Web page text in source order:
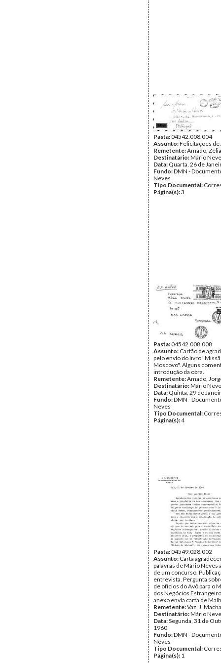
Pasta:04542.008.004
Assunto:Felicitações de
Remetente:Amado, Zélia
Destinatário:Mário
Data: Quarta, 26 de
Fundo:DMN -
Neves
Tipo Documental:
Página(s):3
Pasta:04542.008.008
Assunto: Cartão de
pelo envío do livro
Moscovo". Alguns
introdução da obra.
Remetente:Amado,
Destinatário:Mário
Data: Quinta, 29 de
Fundo:DMN -
Neves
Tipo Documental:
Página(s):4
Pasta:04549.028.002
Assunto: Carta
palavras de Mário Neves
de um concurso.
entrevista. Pergunta
de ofícios do Avô para o
dos Negócios
anexo envía carta de
Remetente:Vaz, J.
Destinatário:Mário
Data:Segunda, 31 de
1960
Fundo:DMN -
Neves
Tipo Documental:
Página(s): 1